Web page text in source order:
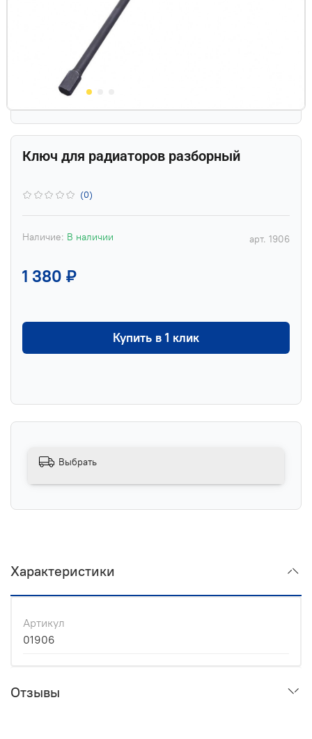
(0)
арт. 1906
Наличие: В наличии
Ключ для радиаторов разборный
1 380 ₽
Купить в 1 клик
Выбрать
Характеристики
Артикул
01906
Отзывы